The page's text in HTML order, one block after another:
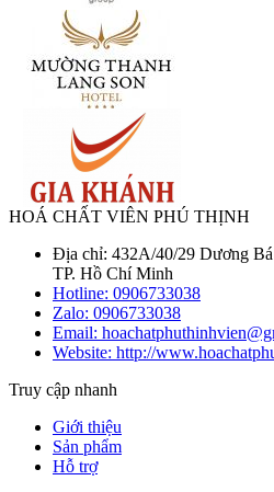
HOÁ CHẤT VIÊN PHÚ THỊNH
Địa chỉ: 432A/40/29 Dương
TP. Hồ Chí Minh
Hotline: 0906733038
Zalo: 0906733038
Email:
Website: http://
Truy cập nhanh
Giới thiệu
Sản phẩm
Hỗ trợ